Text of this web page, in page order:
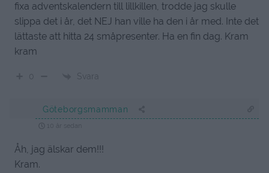
fixa adventskalendern till lillkillen, trodde jag skulle
slippa det i år, det NEJ han ville ha den i år med. Inte det
lättaste att hitta 24 småpresenter. Ha en fin dag. Kram
kram
0 Svara
Göteborgsmamman
10 år sedan
Åh, jag älskar dem!!!
Kram.